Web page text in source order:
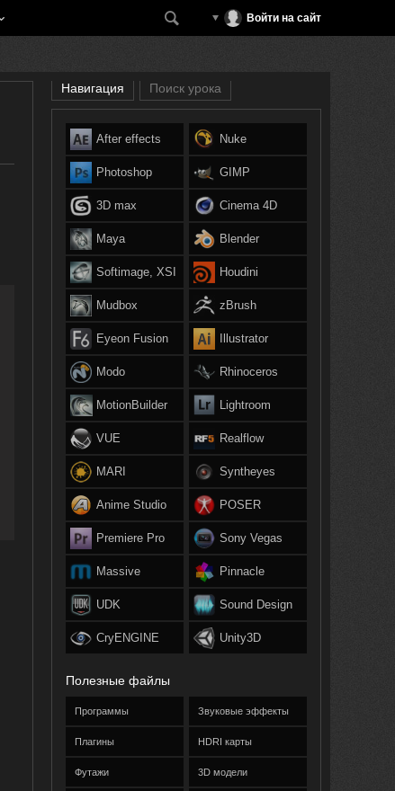
Войти на сайт
Навигация Поиск урока
After effects
Photoshop
3D max
Maya
Softimage, XSI
Mudbox
Eyeon Fusion
Modo
MotionBuilder
VUE
MARI
Anime Studio
Premiere Pro
Massive
UDK
CryENGINE
Nuke
GIMP
Cinema 4D
Blender
Houdini
zBrush
Illustrator
Rhinoceros
Lightroom
Realflow
Syntheyes
POSER
Sony Vegas
Pinnacle
Sound Design
Unity3D
Полезные файлы
Программы
Плагины
Футажи
Звуковые эффекты
HDRI карты
3D модели